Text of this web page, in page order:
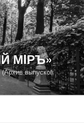
МIРЪ»
выпусков